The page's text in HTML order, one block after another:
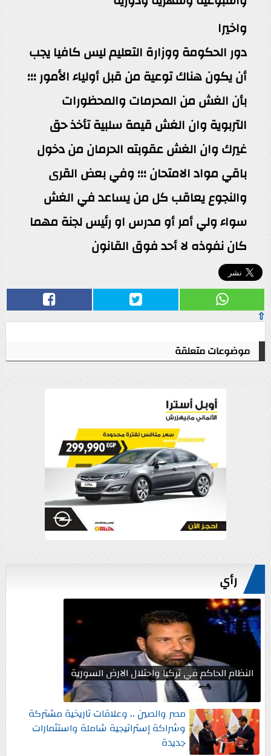
واخيرا
دور الحكومة ووزارة التعليم ليس كافيا يجب
أن يكون هناك توعية من قبل أولياء الأمور ؛؛؛
بأن الغش من المحرمات والمحظورات
التربوية وان الغش قيمة سلبية تأخذ حق
غيرك وان الغش عقوبته الحرمان من دخول
باقي مواد الامتحان ؛؛؛ وفي بعض القرى
والنجوع يعاقب كل من يساعد في الغش
سواء ولي أمر أو مدرس او رئيس لجنة مهما
كان نفوذه لا أحد فوق القانون
⇧
موضوعات متعلقة
رأي
النظام الحاكم في تركيا واحتلال الارض السورية
مصر والصين .. وعلاقات تاريخية مشتركة
وشراكة إستراتيجية شاملة واستثمارات
جديدة